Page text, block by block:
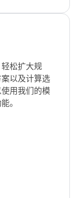
松扩大规
以及计算选
用我们的模